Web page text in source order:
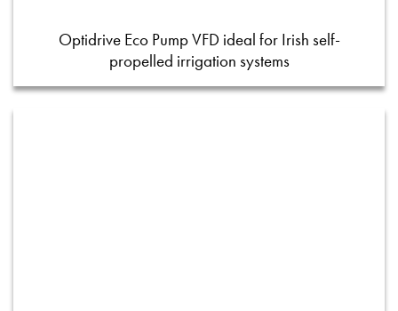
Optidrive Eco Pump VFD ideal for Irish self-
propelled irrigation systems